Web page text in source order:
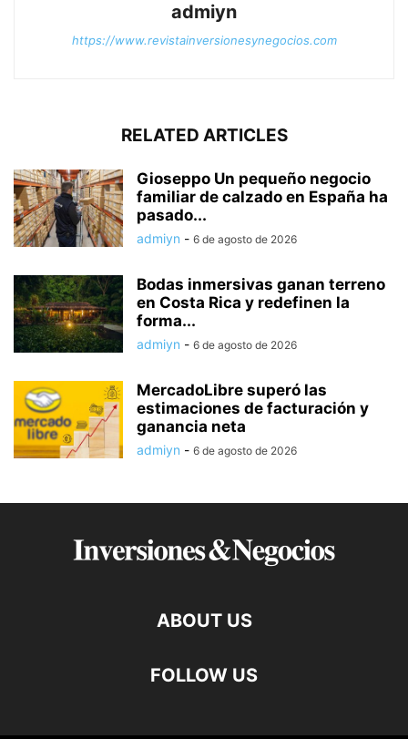
admiyn
https://www.revistainversionesynegocios.com
RELATED ARTICLES
Gioseppo Un pequeño negocio
familiar de calzado en España ha
pasado...
admiyn - 6 de agosto de 2026
Bodas inmersivas ganan terreno
en Costa Rica y redefinen la
forma...
admiyn - 6 de agosto de 2026
MercadoLibre superó las
estimaciones de facturación y
ganancia neta
admiyn - 6 de agosto de 2026
ABOUT US
FOLLOW US